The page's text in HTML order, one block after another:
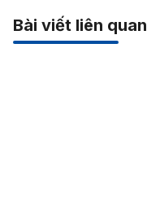
Bài viết liên quan